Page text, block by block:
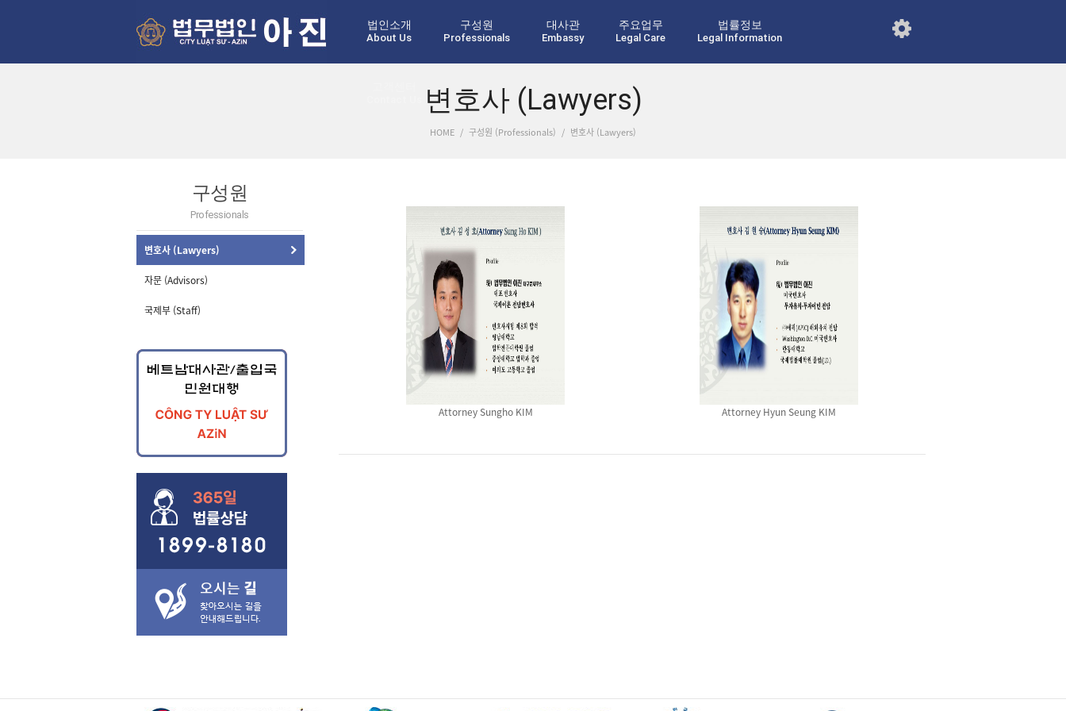
법인소개
About Us
구성원
Professionals
대사관
Embassy
주요업무
Legal Care
법률정보
Legal Information
변호사 (Lawyers)
HOME / 구성원 (Professionals) / 변호사 (Lawyers)
구성원
Professionals
변호사 (Lawyers)
자문 (Advisors)
국제부 (Staff)
Attorney Sungho KIM Attorney Hyun Seung KIM